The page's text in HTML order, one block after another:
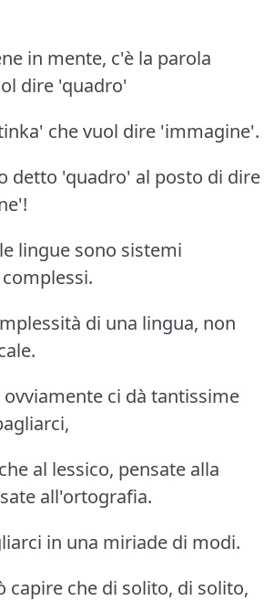
in mente, c'è la parola
dire 'quadro'
che vuol dire 'immagine'.
detto 'quadro' al posto di dire
lingue sono sistemi
di una lingua, non
ci dà tantissime
al lessico, pensate alla
all'ortografia.
in una miriade di modi.
capire che di solito, di solito,